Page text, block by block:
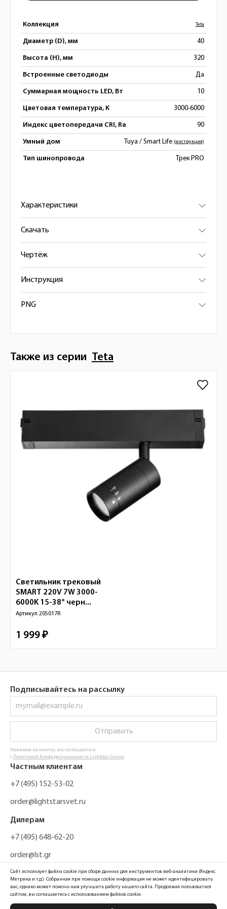
Коллекция Teta
Диаметр (D), мм 40
Высота (H), мм 320
Встроенные светодиоды Да
Суммарная мощность LED, Вт 10
Цветовая температура, К 3000-6000
Индекс цветопередачи CRI, Ra 90
Умный дом Tuya / Smart Life (инструкция)
Тип шинопровода Трек PRO
Характеристики
Скачать
Чертёж
Инструкция
PNG
Также из серии Teta
Светильник трековый
SMART 220V 7W 3000-
6000K 15-38° черн...
Артикул 205017R
1 999 ₽
Подписывайтесь на рассылку
Отправить
Нажимая на кнопку, вы соглашаетесь
с Политикой Конфиденциальности Lightstar Group
Частным клиентам
+7 (495) 152-53-02
order@lightstarsvet.ru
Дилерам
+7 (495) 648-62-20
order@lst.gr
Сайт использует файлы cookie при сборе данных для инструментов веб-аналитики (Яндекс.
Метрика и т.д.). Собранная при помощи cookie информация не может идентифицировать
вас, однако может помочь нам улучшить работу нашего сайта. Продолжая пользоваться
сайтом, вы соглашаетесь с использованием файлов cookie.